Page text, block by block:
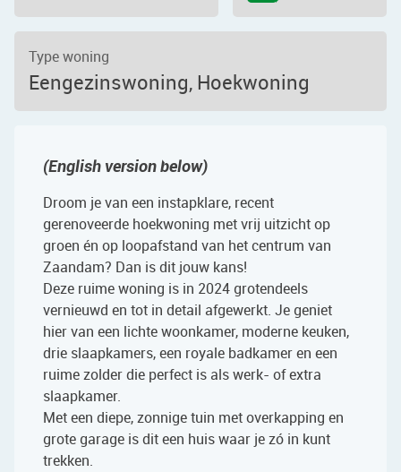
Type woning
Eengezinswoning, Hoekwoning
(English version below)
Droom je van een instapklare, recent
gerenoveerde hoekwoning met vrij uitzicht op
groen én op loopafstand van het centrum van
Zaandam? Dan is dit jouw kans!
Deze ruime woning is in 2024 grotendeels
vernieuwd en tot in detail afgewerkt. Je geniet
hier van een lichte woonkamer, moderne keuken,
drie slaapkamers, een royale badkamer en een
ruime zolder die perfect is als werk- of extra
slaapkamer.
Met een diepe, zonnige tuin met overkapping en
grote garage is dit een huis waar je zó in kunt
trekken.